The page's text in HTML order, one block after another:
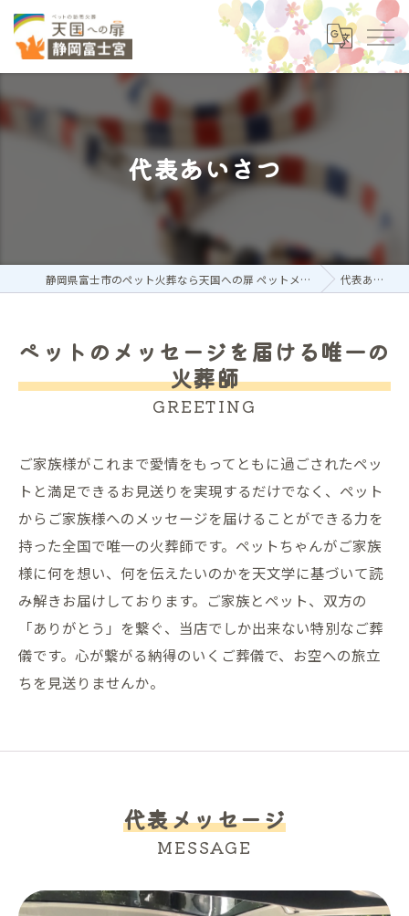
代表あいさつ
静岡県富士市のペット火葬なら天国への扉 ペットメモリアル静岡富士宮 代表あいさつ
ペットのメッセージを届ける唯一の
火葬師
GREETING
ご家族様がこれまで愛情をもってともに過ごされたペッ
トと満足できるお見送りを実現するだけでなく、ペット
からご家族様へのメッセージを届けることができる力を
持った全国で唯一の火葬師です。ペットちゃんがご家族
様に何を想い、何を伝えたいのかを天文学に基づいて読
み解きお届けしております。ご家族とペット、双方の
「ありがとう」を繋ぐ、当店でしか出来ない特別なご葬
儀です。心が繋がる納得のいくご葬儀で、お空への旅立
ちを見送りませんか。
代表メッセージ
MESSAGE